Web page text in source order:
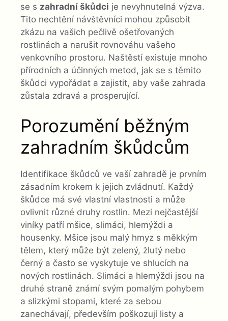
se s zahradní škůdci je nevyhnutelná výzva.
Tito nechtění návštěvníci mohou způsobit
zkázu na vašich pečlivě ošetřovaných
rostlinách a narušit rovnováhu vašeho
venkovního prostoru. Naštěstí existuje mnoho
přírodních a účinných metod, jak se s těmito
škůdci vypořádat a zajistit, aby vaše zahrada
zůstala zdravá a prosperující.
Porozumění běžným
zahradním škůdcům
Identifikace škůdců ve vaší zahradě je prvním
zásadním krokem k jejich zvládnutí. Každý
škůdce má své vlastní vlastnosti a může
ovlivnit různé druhy rostlin. Mezi nejčastější
viníky patří mšice, slimáci, hlemýždi a
housenky. Mšice jsou malý hmyz s měkkým
tělem, který může být zelený, žlutý nebo
černý a často se vyskytuje ve shlucích na
nových rostlinách. Slimáci a hlemýždi jsou na
druhé straně známí svým pomalým pohybem
a slizkými stopami, které za sebou
zanechávají, především poškozují listy a